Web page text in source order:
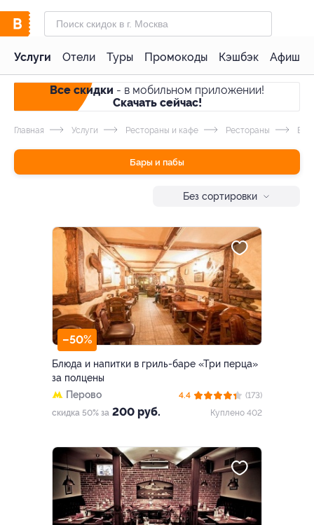
Услуги Отели Туры Промокоды Кэшбэк Афиша
Все скидки - в мобильном приложении!
Скачать сейчас!
Главная Услуги Рестораны и кафе Рестораны
Бары и пабы
Без сортировки
–50%
Блюда и напитки в гриль-баре «Три перца»
за полцены
Перово
скидка 50% за 200 руб.
4.4
(173)
Куплено 402